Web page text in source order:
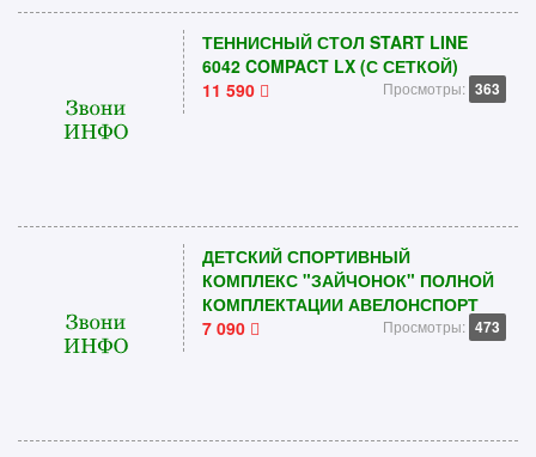
ТЕННИСНЫЙ СТОЛ START LINE
6042 COMPACT LX (С СЕТКОЙ)
11 590
Просмотры: 363
ДЕТСКИЙ СПОРТИВНЫЙ
КОМПЛЕКС "ЗАЙЧОНОК" ПОЛНОЙ
КОМПЛЕКТАЦИИ АВЕЛОНСПОРТ
7 090
Просмотры: 473